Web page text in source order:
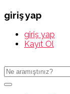
giriş yap
giriş yap
Kayıt Ol